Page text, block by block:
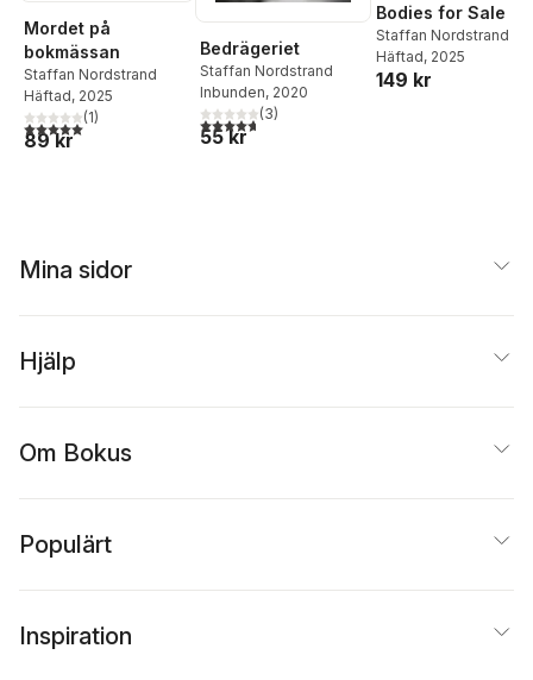
Mordet på
bokmässan
Staffan Nordstrand
Häftad, 2025
5,0utav 5 stjärnor. Totalt antal röster:
(1)
89 kr
Bedrägeriet
Staffan Nordstrand
Inbunden, 2020
4,7utav 5 stjärnor. Totalt antal röster:
(3)
55 kr
Bodies for Sale
Staffan Nordstrand
Häftad, 2025
149 kr
Mina sidor
Hjälp
Om Bokus
Populärt
Inspiration